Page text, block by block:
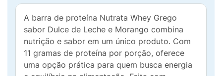
A barra de proteína Nutrata Whey Grego
sabor Dulce de Leche e Morango combina
nutrição e sabor em um único produto. Com
11 gramas de proteína por porção, oferece
uma opção prática para quem busca energia